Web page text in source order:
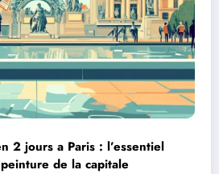
2 jours a Paris : l’essentiel
de la capitale